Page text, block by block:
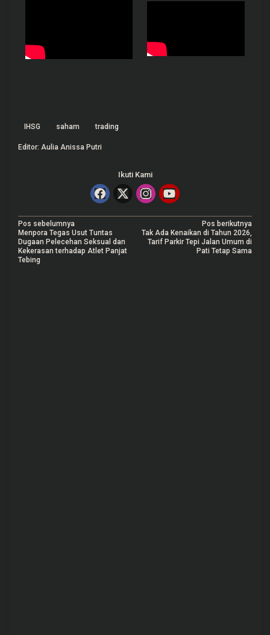
IHSG saham trading
Editor: Aulia Anissa Putri
Ikuti Kami
N
a
v
Pos sebelumnya
Menpora Tegas Usut Tuntas
Dugaan Pelecehan Seksual dan
Kekerasan terhadap Atlet Panjat
Tebing
Pos berikutnya
Tak Ada Kenaikan di Tahun 2026,
Tarif Parkir Tepi Jalan Umum di
Pati Tetap Sama